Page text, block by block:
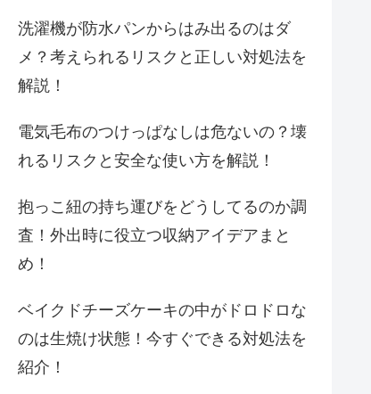
洗濯機が防水パンからはみ出るのはダ
メ？考えられるリスクと正しい対処法を
解説！
電気毛布のつけっぱなしは危ないの？壊
れるリスクと安全な使い方を解説！
抱っこ紐の持ち運びをどうしてるのか調
査！外出時に役立つ収納アイデアまと
め！
ベイクドチーズケーキの中がドロドロな
のは生焼け状態！今すぐできる対処法を
紹介！